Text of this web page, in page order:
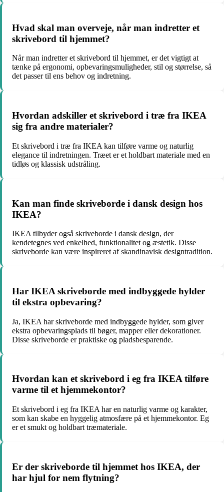
Hvad skal man overveje, når man indretter et
skrivebord til hjemmet?
Når man indretter et skrivebord til hjemmet, er det vigtigt at
tænke på ergonomi, opbevaringsmuligheder, stil og størrelse, så
det passer til ens behov og indretning.
Hvordan adskiller et skrivebord i træ fra IKEA
sig fra andre materialer?
Et skrivebord i træ fra IKEA kan tilføre varme og naturlig
elegance til indretningen. Træet er et holdbart materiale med en
tidløs og klassisk udstråling.
Kan man finde skriveborde i dansk design hos
IKEA?
IKEA tilbyder også skriveborde i dansk design, der
kendetegnes ved enkelhed, funktionalitet og æstetik. Disse
skriveborde kan være inspireret af skandinavisk designtradition.
Har IKEA skriveborde med indbyggede hylder
til ekstra opbevaring?
Ja, IKEA har skriveborde med indbyggede hylder, som giver
ekstra opbevaringsplads til bøger, mapper eller dekorationer.
Disse skriveborde er praktiske og pladsbesparende.
Hvordan kan et skrivebord i eg fra IKEA tilføre
varme til et hjemmekontor?
Et skrivebord i eg fra IKEA har en naturlig varme og karakter,
som kan skabe en hyggelig atmosfære på et hjemmekontor. Eg
er et smukt og holdbart træmateriale.
Er der skriveborde til hjemmet hos IKEA, der
har hjul for nem flytning?